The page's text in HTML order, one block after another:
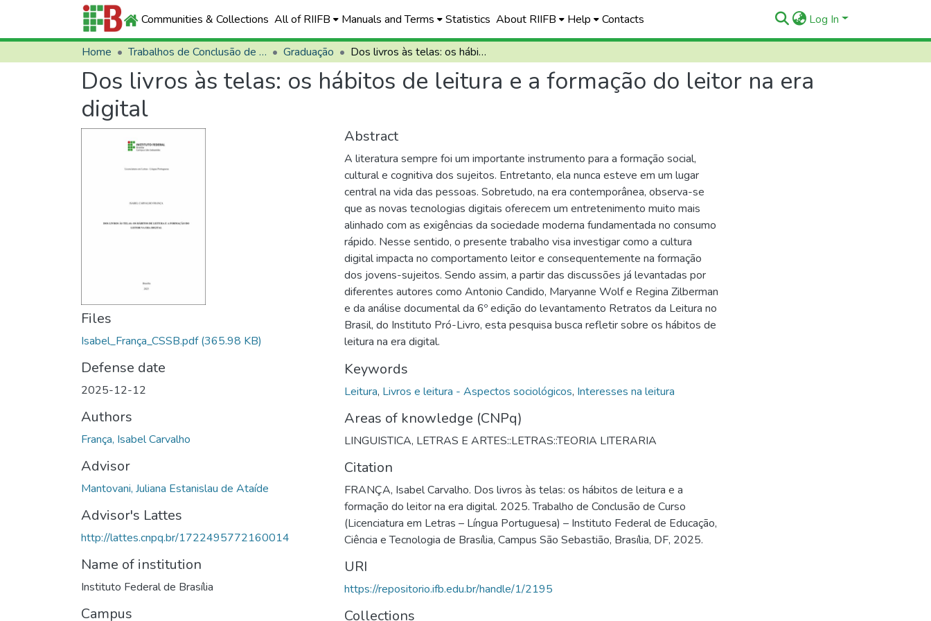
Communities & Collections All of RIIFB Manuals and Terms Statistics About RIIFB Help Contacts Log In
Home Trabalhos de Conclusão de Curso (TCCs) Graduação Dos livros às telas: os hábitos de leitura e a formação do leitor na era digital
Dos livros às telas: os hábitos de leitura e a formação do leitor na era
digital
Files
Isabel_França_CSSB.pdf(365.98 KB)
Defense date
2025-12-12
Authors
França, Isabel Carvalho
Advisor
Mantovani, Juliana Estanislau de Ataíde
Advisor's Lattes
http://lattes.cnpq.br/1722495772160014
Name of institution
Instituto Federal de Brasília
Campus
Abstract
A literatura sempre foi um importante instrumento para a formação social,
cultural e cognitiva dos sujeitos. Entretanto, ela nunca esteve em um lugar
central na vida das pessoas. Sobretudo, na era contemporânea, observa-se
que as novas tecnologias digitais oferecem um entretenimento muito mais
alinhado com as exigências da sociedade moderna fundamentada no consumo
rápido. Nesse sentido, o presente trabalho visa investigar como a cultura
digital impacta no comportamento leitor e consequentemente na formação
dos jovens-sujeitos. Sendo assim, a partir das discussões já levantadas por
diferentes autores como Antonio Candido, Maryanne Wolf e Regina Zilberman
e da análise documental da 6º edição do levantamento Retratos da Leitura no
Brasil, do Instituto Pró-Livro, esta pesquisa busca refletir sobre os hábitos de
leitura na era digital.
Keywords
Leitura, Livros e leitura - Aspectos sociológicos, Interesses na leitura
Areas of knowledge (CNPq)
LINGUISTICA, LETRAS E ARTES::LETRAS::TEORIA LITERARIA
Citation
FRANÇA, Isabel Carvalho. Dos livros às telas: os hábitos de leitura e a
formação do leitor na era digital. 2025. Trabalho de Conclusão de Curso
(Licenciatura em Letras – Língua Portuguesa) – Instituto Federal de Educação,
Ciência e Tecnologia de Brasília, Campus São Sebastião, Brasília, DF, 2025.
URI
https://repositorio.ifb.edu.br/handle/1/2195
Collections